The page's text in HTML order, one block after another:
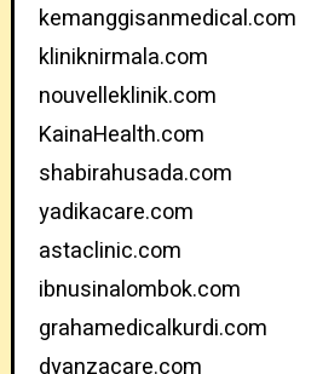
kemanggisanmedical.com
kliniknirmala.com
nouvelleklinik.com
KainaHealth.com
shabirahusada.com
yadikacare.com
astaclinic.com
ibnusinalombok.com
grahamedicalkurdi.com
dyanzacare.com